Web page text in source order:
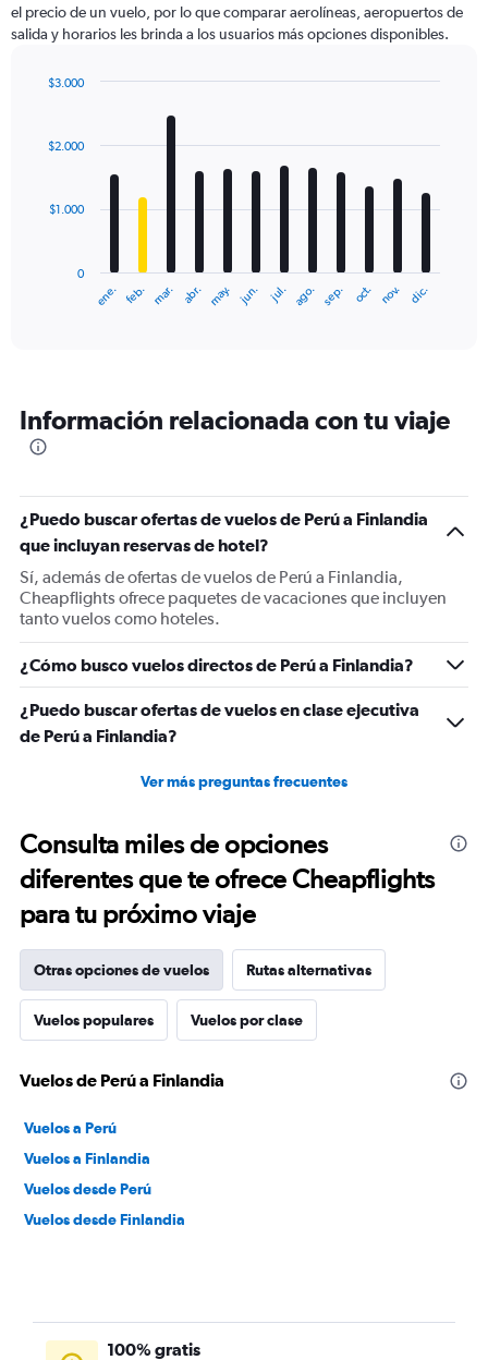
el precio de un vuelo, por lo que comparar aerolíneas, aeropuertos de
salida y horarios les brinda a los usuarios más opciones disponibles.
with
12
The
categories.
The
Y
axis
displaying
values.
Range:
0
3000.
ene. feb. mar. abr. may. jun. jul. ago. sep. oct. nov. dic.
0
$1.000
$2.000
$3.000
Información relacionada con tu viaje
¿Puedo buscar ofertas de vuelos de Perú a Finlandia
que incluyan reservas de hotel?
Sí, además de ofertas de vuelos de Perú a Finlandia,
Cheapflights ofrece paquetes de vacaciones que incluyen
tanto vuelos como hoteles.
¿Cómo busco vuelos directos de Perú a Finlandia?
¿Puedo buscar ofertas de vuelos en clase ejecutiva
de Perú a Finlandia?
Ver más preguntas frecuentes
Consulta miles de opciones
diferentes que te ofrece Cheapflights
para tu próximo viaje
Otras opciones de vuelos Rutas alternativas
Vuelos populares Vuelos por clase
Vuelos de Perú a Finlandia
Vuelos a Perú
Vuelos a Finlandia
Vuelos desde Perú
Vuelos desde Finlandia
100% gratis